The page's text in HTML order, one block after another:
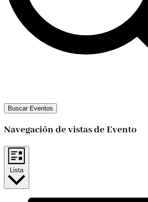
Buscar Eventos
Navegación de vistas de Evento
Lista